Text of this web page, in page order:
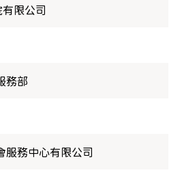
限公司
務部
服務中心有限公司